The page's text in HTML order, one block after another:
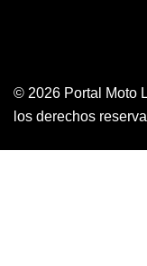
© 2026 Portal Moto